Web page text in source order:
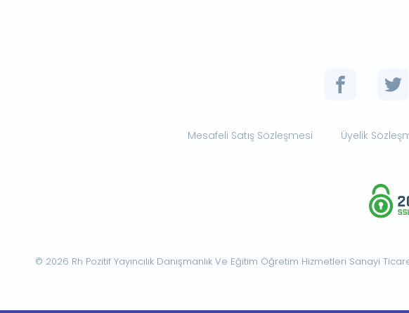
Mesafeli Satış Sözleşmesi Üyelik
© 2026 Rh Pozitif Yayıncılık Danışmanlık Ve Eğitim Öğretim Hizmetleri Sanayi